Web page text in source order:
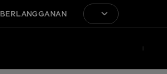
BERLANGGANAN